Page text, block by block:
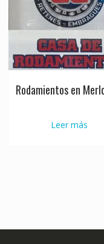
Rodamientos en
Leer más